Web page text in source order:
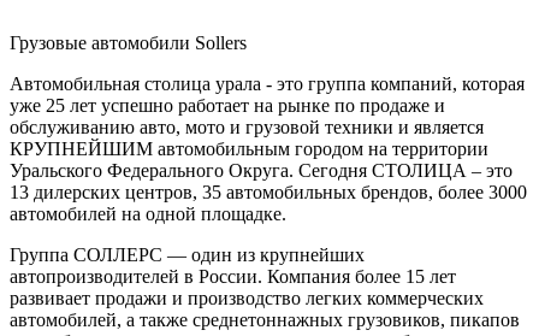
Грузовые автомобили Sollers
Автомобильная столица урала - это группа компаний, которая
уже 25 лет успешно работает на рынке по продаже и
обслуживанию авто, мото и грузовой техники и является
КРУПНЕЙШИМ автомобильным городом на территории
Уральского Федерального Округа. Сегодня СТОЛИЦА – это
13 дилерских центров, 35 автомобильных брендов, более 3000
автомобилей на одной площадке.
Группа СОЛЛЕРС — один из крупнейших
автопроизводителей в России. Компания более 15 лет
развивает продажи и производство легких коммерческих
автомобилей, а также среднетоннажных грузовиков, пикапов